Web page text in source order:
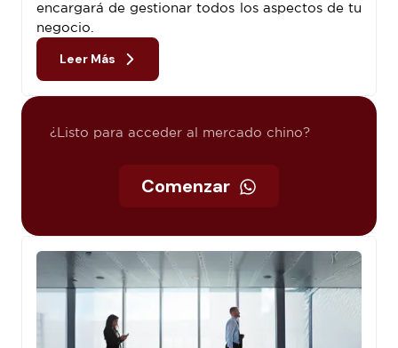
encargará de gestionar todos los aspectos de tu
negocio.
Leer Más
¿Listo para acceder al mercado chino?
Comenzar